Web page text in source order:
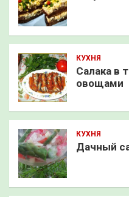
КУХНЯ
Салака в
овощами
КУХНЯ
Дачный